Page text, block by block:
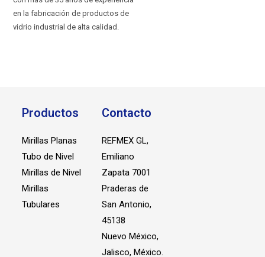
en la fabricación de productos de
vidrio industrial de alta calidad.
Productos
Mirillas Planas
Tubo de Nivel
Mirillas de Nivel
Mirillas
Tubulares
Contacto
REFMEX GL,
Emiliano
Zapata 7001
Praderas de
San Antonio,
45138
Nuevo México,
Jalisco, México.